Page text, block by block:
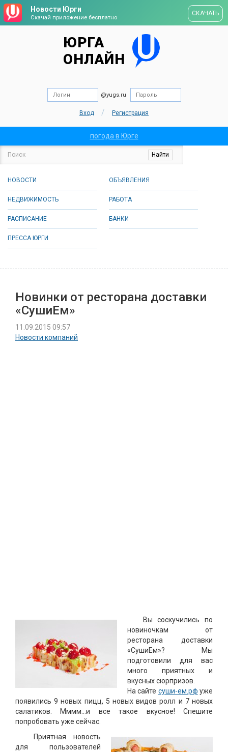
Новости Юрги
Скачай приложение бесплатно
СКАЧАТЬ
ЮРГА
ОНЛАЙН
@yugs.ru
Вход / Регистрация
погода в Юрге
НОВОСТИ ОБЪЯВЛЕНИЯ
НЕДВИЖИМОСТЬ РАБОТА
РАСПИСАНИЕ БАНКИ
ПРЕССА ЮРГИ
Новинки от ресторана доставки
«СушиЕм»
11.09.2015 09:57
Новости компаний
Вы соскучились по
новиночкам от
ресторана доставки
«СушиЕм»? Мы
подготовили для вас
много приятных и
вкусных сюрпризов.
На сайте суши-ем.рф уже
появились 9 новых пицц, 5 новых видов ролл и 7 новых
салатиков. Мммм...и все такое вкусное! Спешите
попробовать уже сейчас.
Приятная новость
для пользователей